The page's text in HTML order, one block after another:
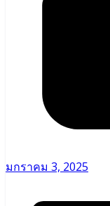
มกราคม 3, 2025